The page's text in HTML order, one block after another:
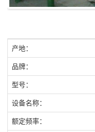
产地：
品牌：
型号：
设备名称：
额定频率：